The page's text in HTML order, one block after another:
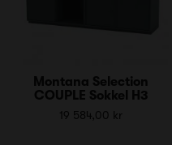
Montana Selection
COUPLE Sokkel H3
19 584,00 kr